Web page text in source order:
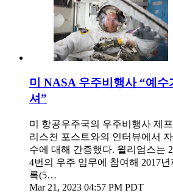
미 NASA 우주비행사 “예
셔”
미 항공우주국의 우주비행사 제
리스천 포스트와의 인터뷰에서
수에 대해 간증했다. 윌리엄스는
4번의 우주 임무에 참여해 2017년
록(5…
Mar 21, 2023 04:57 PM PDT